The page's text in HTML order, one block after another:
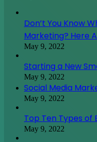
Don’t You Know
Marketing? Here
May 9, 2022
Starting a New
May 9, 2022
Social Media
May 9, 2022
Top Ten Types
May 9, 2022